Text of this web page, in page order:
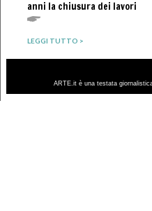
anni la chiusura dei lavori
LEGGI TUTTO >
ARTE.it è una testata